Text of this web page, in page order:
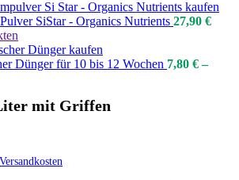
SiStar - Organics Nutrients 27,90 €
Dünger für 10 bis 12 Wochen 7,80 €–
mit Griffen
Versandkosten